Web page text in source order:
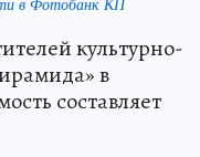
культурно-
в
составляет